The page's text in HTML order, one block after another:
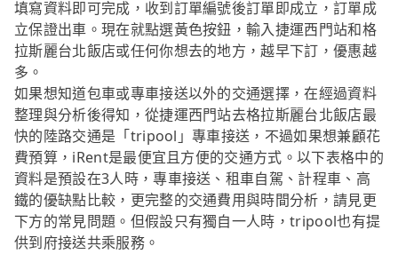
填寫資料即可完成，收到訂單編號後訂單即成立，訂單成
立保證出車。現在就點選黃色按鈕，輸入捷運西門站和格
拉斯麗台北飯店或任何你想去的地方，越早下訂，優惠越
多。
如果想知道包車或專車接送以外的交通選擇，在經過資料
整理與分析後得知，從捷運西門站去格拉斯麗台北飯店最
快的陸路交通是「tripool」專車接送，不過如果想兼顧花
費預算，iRent是最便宜且方便的交通方式。以下表格中的
資料是預設在3人時，專車接送、租車自駕、計程車、高
鐵的優缺點比較，更完整的交通費用與時間分析，請見更
下方的常見問題。但假設只有獨自一人時，tripool也有提
供到府接送共乘服務。